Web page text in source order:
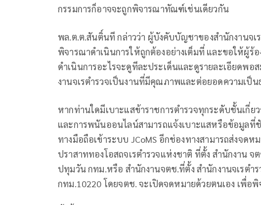
กรรมการก็อาจจะถูกพิจารณาทัณฑ์เช่นเดียวกัน
พล.ต.ต.สันติ์นที กล่าวว่า ผู้บังคับบัญชาของสำนักงานจเ
พิจารณาดำเนินการให้ถูกต้องอย่างเต็มที่ และขอให้ผู้ร้อ
ดำเนินการอะไรจะดูทีละประเด็นและดูรายละเอียดพ
งานจเรตำรวจเป็นงานที่มีคุณภาพและต่อยอดความเป็น
หากท่านใดมีเบาะแสข้าราชการตำรวจทุกระดับชั้นเกี่
และการพนันออนไลน์สามารถแจ้งเบาะแสหรือข้อมูลที่
ทางมือถือเข้าระบบ JCoMS อีกช่องทางสามารถส่งจด
ปราสาททองโอสถจเรตำรวจแห่งชาติ ที่ตั้ง สำนักงาน จ
ปทุมวัน กทม.หรือ สำนักงานจตช.ที่ตั้ง สำนักงานจเรตำ
กทม.10220 โดยจตช. จะเปิดจดหมายด้วยตนเอง เพื่อ